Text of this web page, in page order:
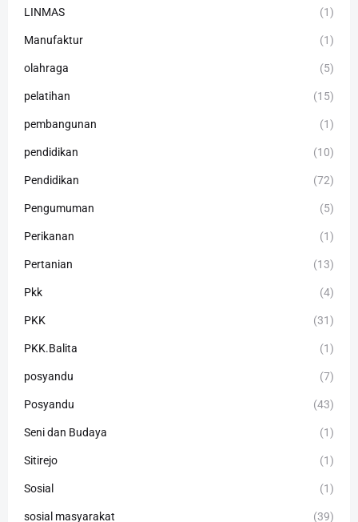
LINMAS (1)
Manufaktur (1)
olahraga (5)
pelatihan (15)
pembangunan (1)
pendidikan (10)
Pendidikan (72)
Pengumuman (5)
Perikanan (1)
Pertanian (13)
Pkk (4)
PKK (31)
PKK.Balita (1)
posyandu (7)
Posyandu (43)
Seni dan Budaya (1)
Sitirejo (1)
Sosial (1)
sosial masyarakat (39)